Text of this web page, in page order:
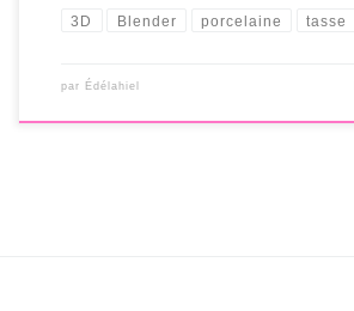
3D Blender porcelaine tasse
par Édélahiel